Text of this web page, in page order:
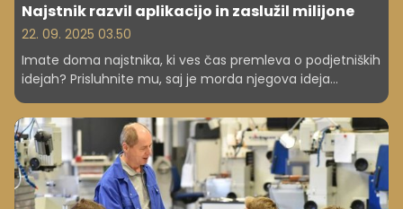
Najstnik razvil aplikacijo in zaslužil milijone
22. 09. 2025 03.50
Imate doma najstnika, ki ves čas premleva o podjetniških
idejah? Prisluhnite mu, saj je morda njegova ideja
edinstvena, z njo pa bi morda lahko postal pravi bogataš.